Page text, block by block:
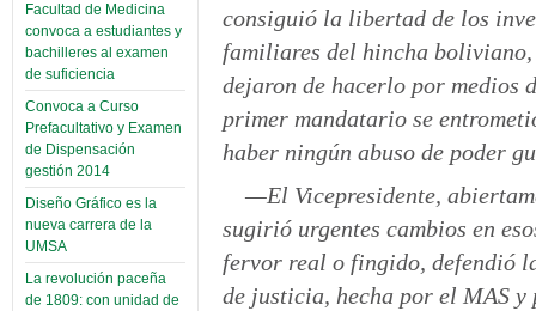
Facultad de Medicina
convoca a estudiantes y
bachilleres al examen
de suficiencia
Convoca a Curso
Prefacultativo y Examen
de Dispensación
gestión 2014
Diseño Gráfico es la
nueva carrera de la
UMSA
La revolución paceña
de 1809: con unidad de
consiguió la libertad de los
familiares del hincha
dejaron de hacerlo por medios
primer mandatario se
haber ningún abuso de poder
—El Vicepresidente,
sugirió urgentes cambios en
fervor real o fingido, defendió
de justicia, hecha por el MAS